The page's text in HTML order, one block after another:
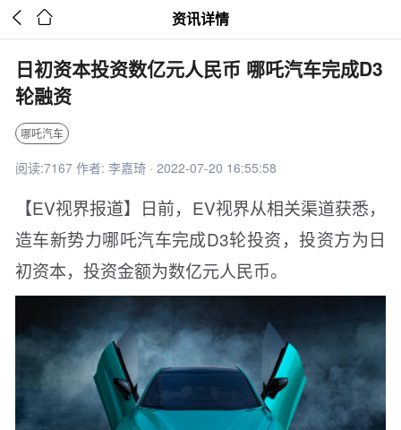
  资讯详情
日初资本投资数亿元人民币 哪吒汽车完成D3
轮融资
哪吒汽车
阅读:7167 作者: 李嘉琦 · 2022-07-20 16:55:58
【EV视界报道】日前，EV视界从相关渠道获悉，
造车新势力哪吒汽车完成D3轮投资，投资方为日
初资本，投资金额为数亿元人民币。